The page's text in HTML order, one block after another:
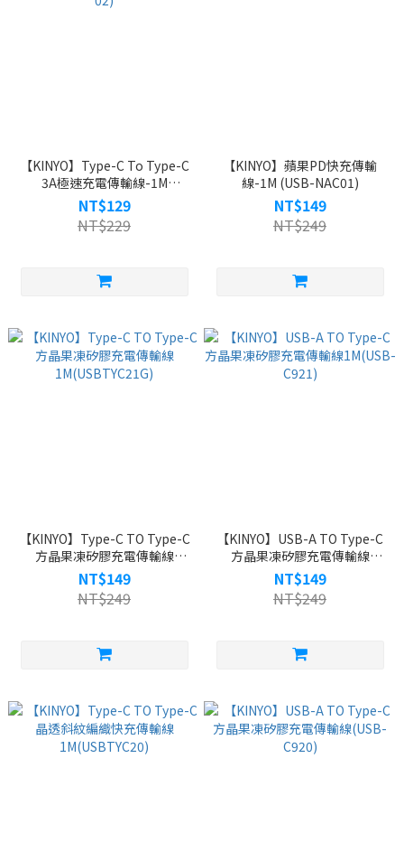
【KINYO】Type-C To Type-C
3A極速充電傳輸線-1M
(USBTYC-02)
NT$129
NT$229
【KINYO】蘋果PD快充傳輸
線-1M (USB-NAC01)
NT$149
NT$249
【KINYO】Type-C TO Type-C
方晶果凍矽膠充電傳輸線
1M(USBTYC21G)
NT$149
NT$249
【KINYO】USB-A TO Type-C
方晶果凍矽膠充電傳輸線
1M(USB-C921)
NT$149
NT$249